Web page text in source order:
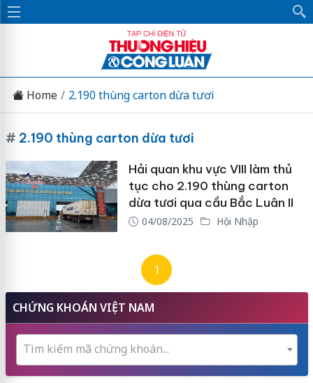
Home 2.190 thùng carton dừa tươi
# 2.190 thùng carton dừa tươi
Hải quan khu vực VIII làm thủ
tục cho 2.190 thùng carton
dừa tươi qua cầu Bắc Luân II
04/08/2025 Hội Nhập
1
CHỨNG KHOÁN VIỆT NAM
Tìm kiếm mã chứng khoán...